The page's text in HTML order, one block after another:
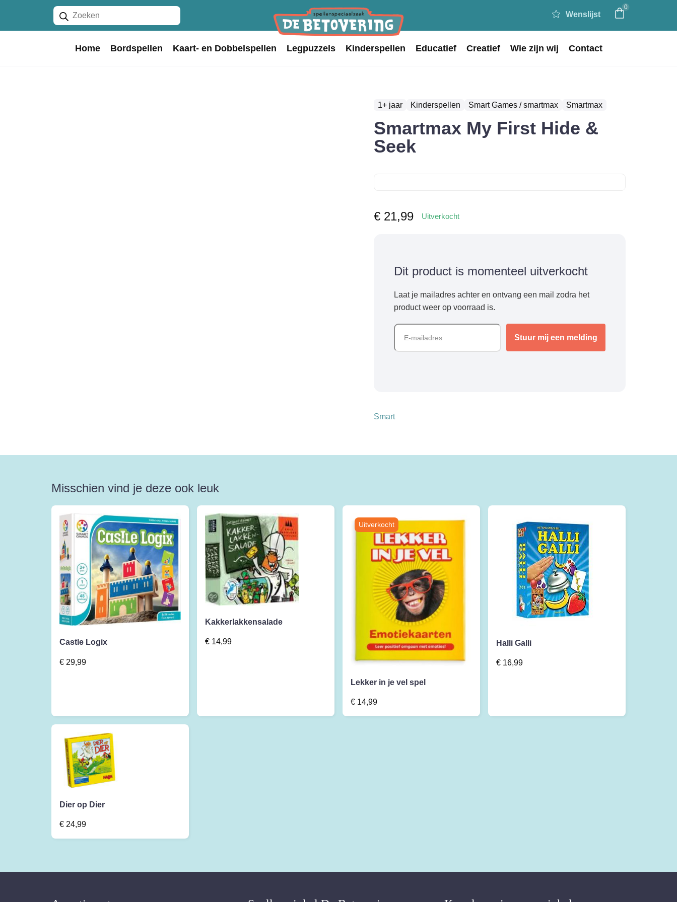
Producten
zoeken
Wenslijst
0
Home Bordspellen Kaart- en Dobbelspellen Legpuzzels Kinderspellen Educatief Creatief Wie zijn wij Contact
1+ jaar Kinderspellen Smart Games / smartmax Smartmax
Smartmax My First Hide &
Seek
€ 21,99 Uitverkocht
Dit product is momenteel uitverkocht
Laat je mailadres achter en ontvang een mail zodra het
product weer op voorraad is.
Smart
Misschien vind je deze ook leuk
Castle Logix
€ 29,99
Kakkerlakkensalade
€ 14,99
Lekker in je vel spel
€ 14,99
Halli Galli
€ 16,99
Dier op Dier
€ 24,99